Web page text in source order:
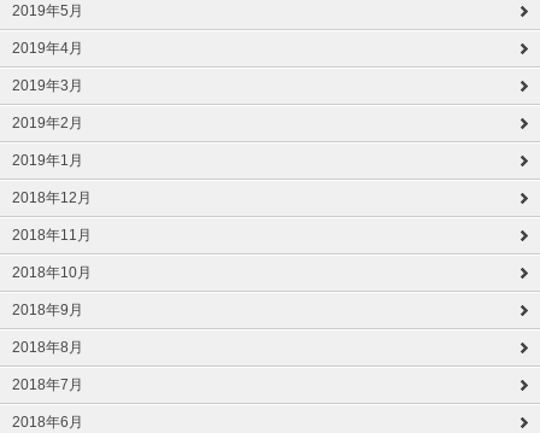
2019年5月
2019年4月
2019年3月
2019年2月
2019年1月
2018年12月
2018年11月
2018年10月
2018年9月
2018年8月
2018年7月
2018年6月